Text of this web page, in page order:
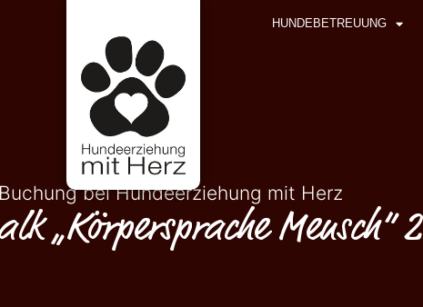
HUNDEBETREUUNG
bei Hundeerziehung mit Herz
„Körpersprache Mensch“ 2